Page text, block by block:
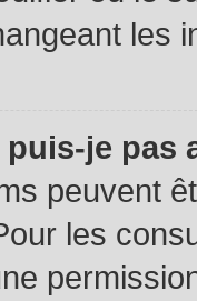
les
je pas
peuvent
les